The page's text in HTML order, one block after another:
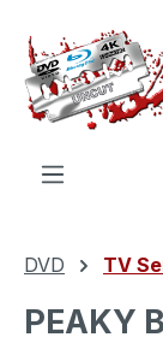
Zum Hauptinhalt
DVD TV
PEAKY